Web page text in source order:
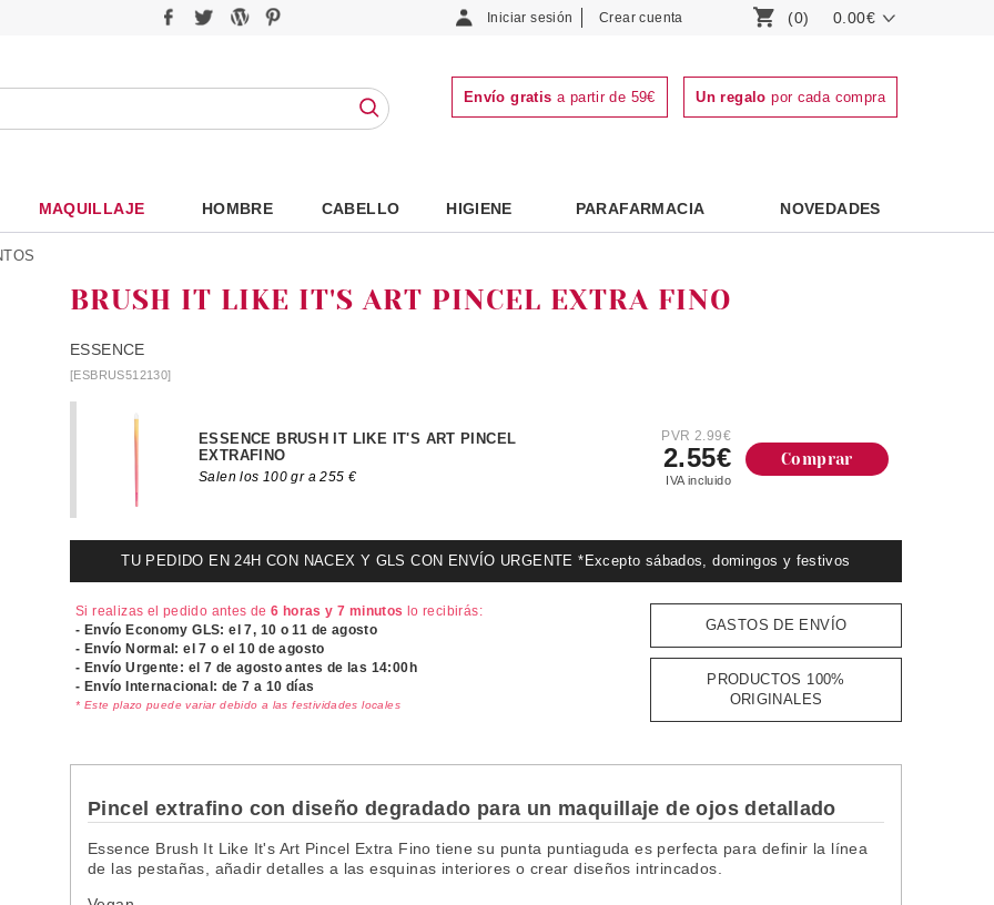
Iniciar sesión Crear cuenta (0) 0.00€
Envío gratis a partir de 59€ Un regalo por cada compra
MAQUILLAJE HOMBRE CABELLO HIGIENE PARAFARMACIA NOVEDADES
BRUSH IT LIKE IT'S ART PINCEL EXTRA FINO
ESSENCE
[ESBRUS512130]
ESSENCE BRUSH IT LIKE IT'S ART PINCEL
EXTRAFINO
Salen los 100 gr a 255 €
PVR 2.99€
2.55€
IVA incluido
Comprar
TU PEDIDO EN 24H CON NACEX Y GLS CON ENVÍO URGENTE *Excepto sábados, domingos y festivos
Si realizas el pedido antes de6 horas y 7 minutos lo recibirás:
- Envío Economy GLS: el7, 10 o 11 de agosto
- Envío Normal: el7 o el 10 de agosto
- Envío Urgente: el 7 de agosto antes de las 14:00h
- Envío Internacional: de 7 a 10 días
* Este plazo puede variar debido a las festividades locales
GASTOS DE ENVÍO
PRODUCTOS 100%
ORIGINALES
Pincel extrafino con diseño degradado para un maquillaje de ojos detallado
Essence Brush It Like It's Art Pincel Extra Fino tiene su punta puntiaguda es perfecta para definir la línea
de las pestañas, añadir detalles a las esquinas interiores o crear diseños intrincados.